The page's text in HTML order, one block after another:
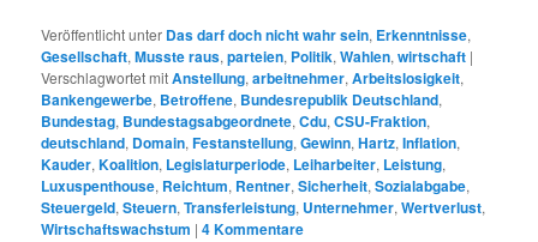
Veröffentlicht unter Das darf doch nicht wahr sein, Erkenntnisse,
Gesellschaft,Musste raus,parteien, Politik,Wahlen,wirtschaft |
Verschlagwortet mitAnstellung,arbeitnehmer,Arbeitslosigkeit,
Bankengewerbe, Betroffene, Bundesrepublik Deutschland,
Bundestag, Bundestagsabgeordnete,Cdu,CSU-Fraktion,
deutschland, Domain,Festanstellung,Gewinn,Hartz,Inflation,
Kauder,Koalition, Legislaturperiode, Leiharbeiter, Leistung,
Luxuspenthouse, Reichtum, Rentner,Sicherheit,Sozialabgabe,
Steuergeld,Steuern,Transferleistung, Unternehmer,Wertverlust,
Wirtschaftswachstum |4Kommentare